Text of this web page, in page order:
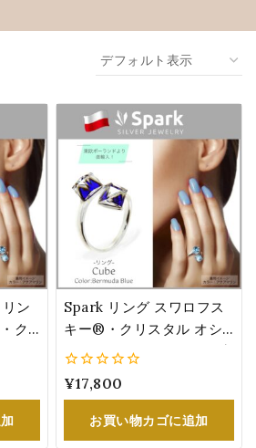
ン
ク
り
Spark リング スワロフス
キー®・クリスタル オシ
ャレ ジュエリー キューブ
バミューダ・ブルー
0
5
¥17,800
お買い物カゴに追加